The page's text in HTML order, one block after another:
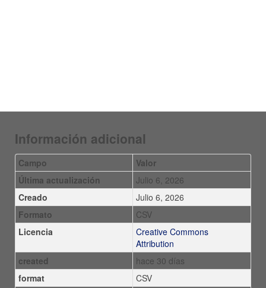
Información adicional
Campo
Valor
Última actualización
Julio 6, 2026
Creado
Julio 6, 2026
Formato
CSV
Licencia
Creative Commons
Attribution
created
hace 30 días
format
CSV